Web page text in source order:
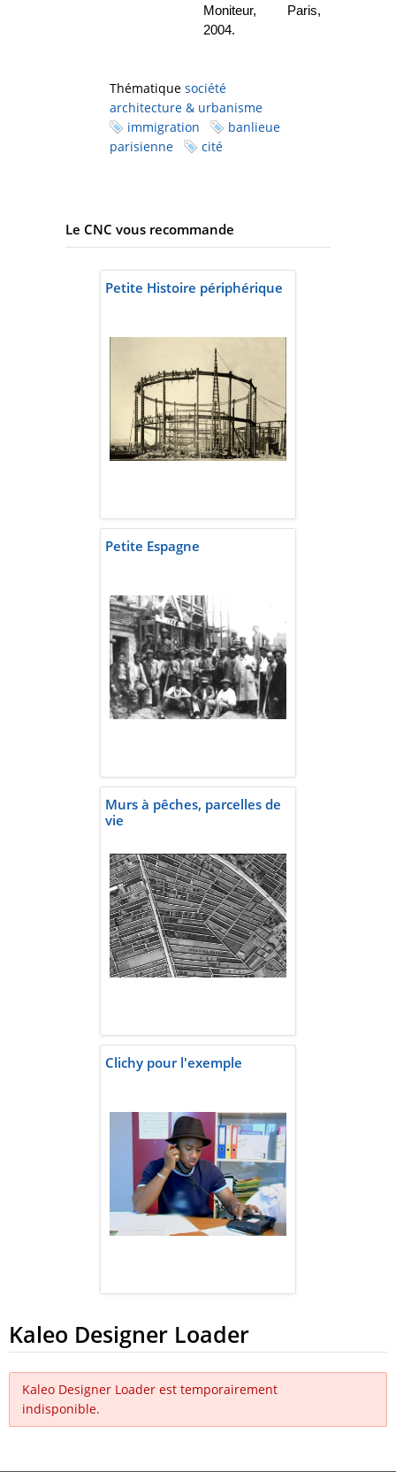
Moniteur, Paris,
2004.
Thématique société
architecture & urbanisme
immigration
banlieue
parisienne
cité
Le CNC vous recommande
Petite Histoire périphérique
Petite Espagne
Murs à pêches, parcelles de
vie
Clichy pour l'exemple
Kaleo Designer Loader
Kaleo Designer Loader est temporairement
indisponible.